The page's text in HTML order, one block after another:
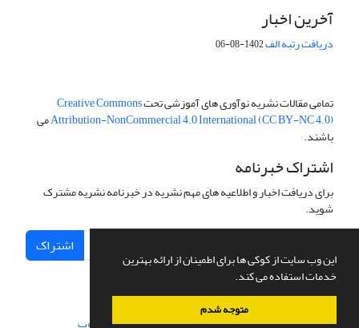
این وب سایت از کوکی ها برای اطمینان از ارائه بهترین
خدمات استفاده می کند.
متوجه شدم
آخرین اخبار
دریافت رتبه الف1402-08-06
تمامی مقالات نشریه نوآوری های آموزشی تحتCreative Commons
Attribution-NonCommercial 4.0 International (CC BY-NC 4.0)می
باشند.
اشتراک خبرنامه
برای دریافت اخبار و اطلاعیه های مهم نشریه در خبرنامه نشریه مشترک
شوید.
اشتراک
سامانه مدیریت نشریات علمی.طراحی و پیاده سازی از سیناوب